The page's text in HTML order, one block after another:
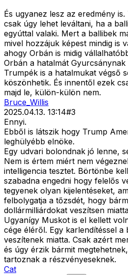
És ugyanez lesz az eredmény
csak úgy lehet leváltani, ha a
egyúttal valaki. Mert a ballibek
mivel hozzájuk képest mindig is
ahogy Orbán is midig
Orbán a hatalmát
Trumpék is a hatalmukat végső
köszönhetik. És innentől ezek
majd le, külön-külön nem.
Bruce_Willis
2025.04.13. 13:14#3
Ennyi.
Ebből is látszik hogy Trump
leghülyébb elnöke.
Egy udvari bolondnak jó lenne,
Nem is értem miért nem
intelligencia tesztet. Börtönbe
szabadna engedni hogy felelős
tegyenek olyan kijelentéseket,
felbolygatja a tőzsdét, hogy
dollármilliárdokat veszítsen
Ugyanígy Muskot is el kellett
cége éléről. Egy karlendítéssel a
veszítenek miatta. Csak azért
és úgy érzik bármit
tartoznak a részvényeseknek.
Cat